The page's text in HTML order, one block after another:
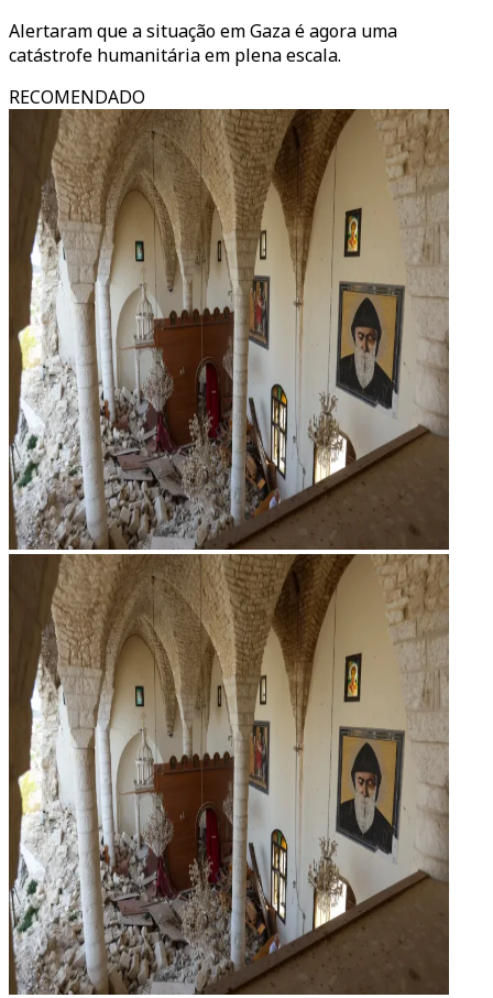
Alertaram que a situação em Gaza é agora uma
catástrofe humanitária em plena escala.
RECOMENDADO